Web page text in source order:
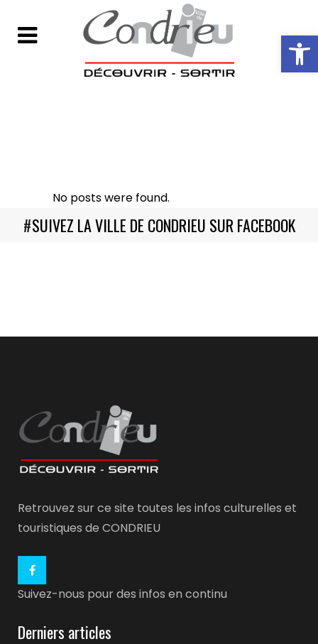
Ouvrir la
No posts were found.
#SUIVEZ LA VILLE DE CONDRIEU SUR FACEBOOK
Retrouvez sur ce site toutes les infos culturelles et
touristiques de CONDRIEU
Suivez-nous pour des infos en continu
Derniers articles